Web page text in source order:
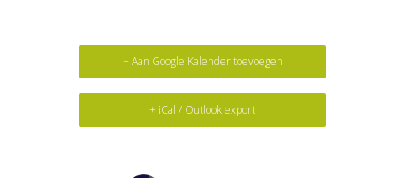
+ Aan Google Kalender toevoegen
+ iCal / Outlook export